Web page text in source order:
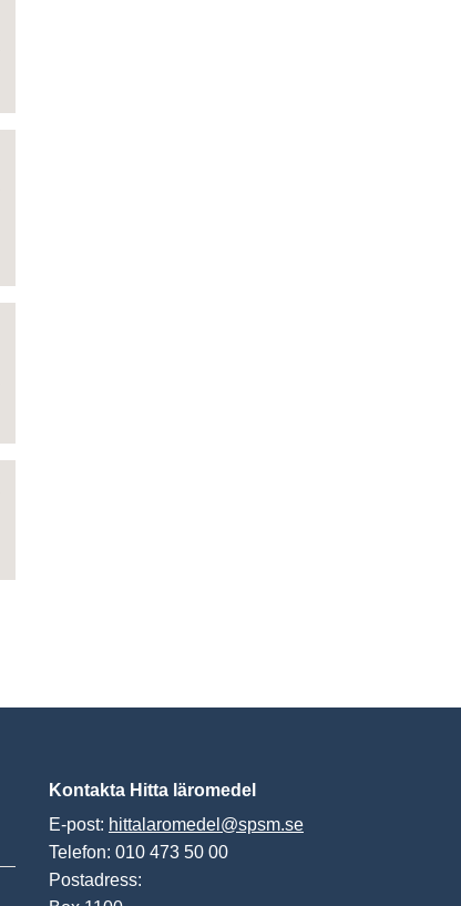
Kontakta Hitta läromedel
E-post: hittalaromedel@spsm.se
Telefon: 010 473 50 00
Postadress: